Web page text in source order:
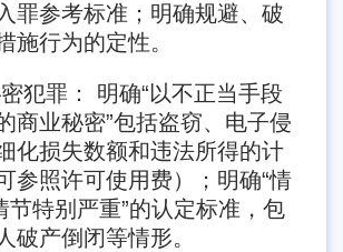
罪参考标准；明确规避、破
施行为的定性。
犯罪： 明确“以不正当手段
商业秘密”包括盗窃、电子侵
化损失数额和违法所得的计
参照许可使用费）；明确“情
节特别严重”的认定标准，包
破产倒闭等情形。